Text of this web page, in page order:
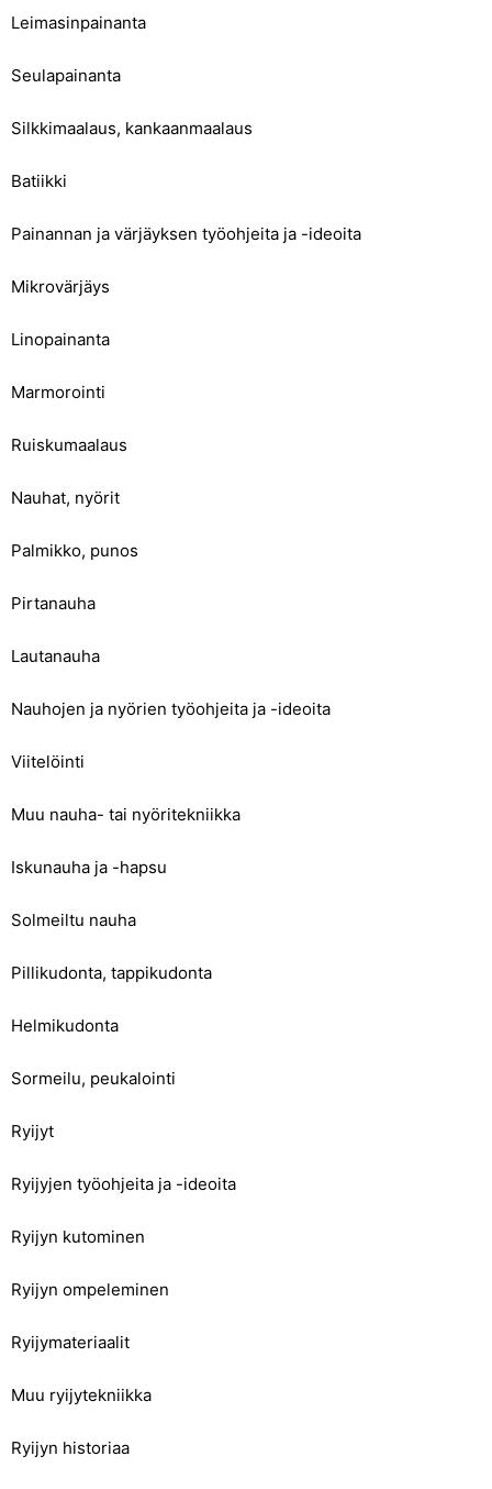
Leimasinpainanta
Seulapainanta
Silkkimaalaus, kankaanmaalaus
Batiikki
Painannan ja värjäyksen työohjeita ja -ideoita
Mikrovärjäys
Linopainanta
Marmorointi
Ruiskumaalaus
Nauhat, nyörit
Palmikko, punos
Pirtanauha
Lautanauha
Nauhojen ja nyörien työohjeita ja -ideoita
Viitelöinti
Muu nauha- tai nyöritekniikka
Iskunauha ja -hapsu
Solmeiltu nauha
Pillikudonta, tappikudonta
Helmikudonta
Sormeilu, peukalointi
Ryijyt
Ryijyjen työohjeita ja -ideoita
Ryijyn kutominen
Ryijyn ompeleminen
Ryijymateriaalit
Muu ryijytekniikka
Ryijyn historiaa